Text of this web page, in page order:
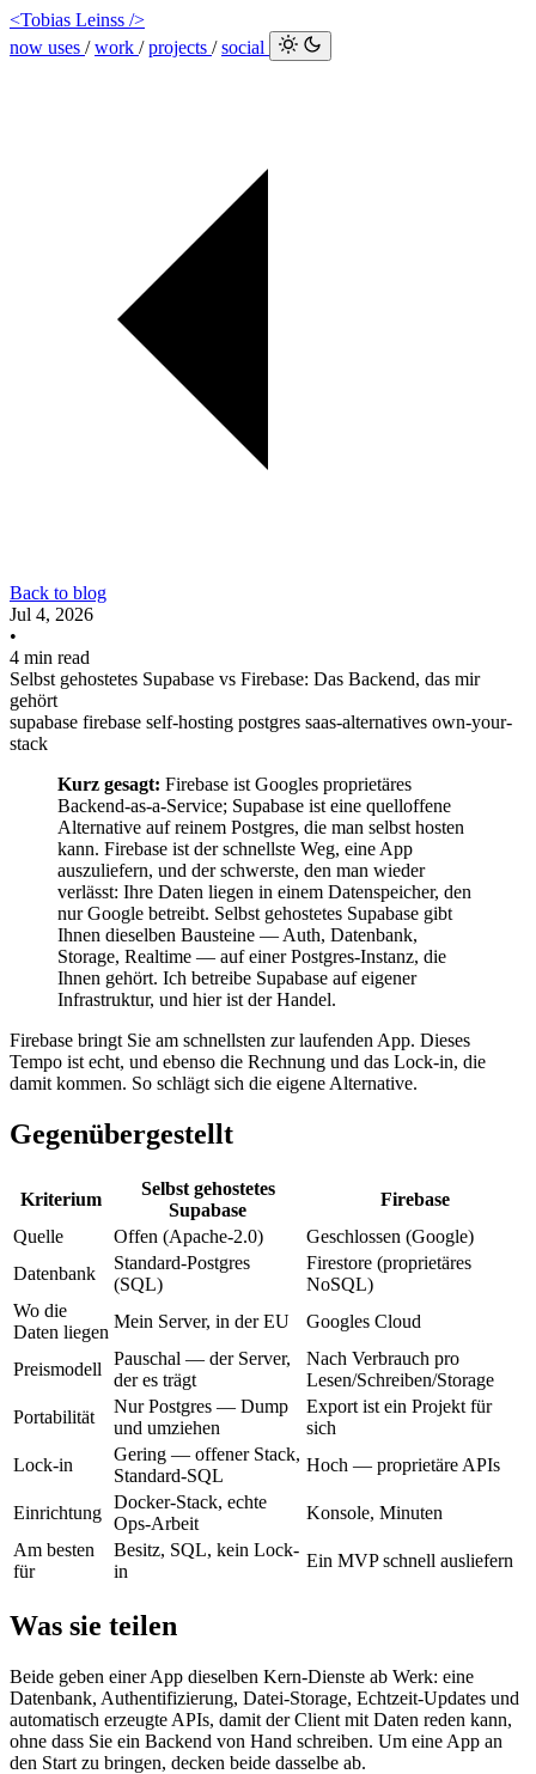
<Tobias Leinss />
now uses /work /projects /social
Back to blog
Jul 4, 2026
•
4 min read
Selbst gehostetes Supabase vs Firebase: Das Backend, das mir
gehört
supabase firebase self-hosting postgres saas-alternatives own-your-
stack
Kurz gesagt: Firebase ist Googles proprietäres
Backend-as-a-Service; Supabase ist eine quelloffene
Alternative auf reinem Postgres, die man selbst hosten
kann. Firebase ist der schnellste Weg, eine App
auszuliefern, und der schwerste, den man wieder
verlässt: Ihre Daten liegen in einem Datenspeicher, den
nur Google betreibt. Selbst gehostetes Supabase gibt
Ihnen dieselben Bausteine — Auth, Datenbank,
Storage, Realtime — auf einer Postgres-Instanz, die
Ihnen gehört. Ich betreibe Supabase auf eigener
Infrastruktur, und hier ist der Handel.
Firebase bringt Sie am schnellsten zur laufenden App. Dieses
Tempo ist echt, und ebenso die Rechnung und das Lock-in, die
damit kommen. So schlägt sich die eigene Alternative.
Gegenübergestellt
Kriterium
Selbst gehostetes
Supabase
Firebase
Quelle
Offen (Apache-2.0)
Geschlossen (Google)
Datenbank
Standard-Postgres
(SQL)
Firestore (proprietäres
NoSQL)
Wo die
Daten liegen
Mein Server, in der EU Googles Cloud
Preismodell
Pauschal — der Server,
der es trägt
Nach Verbrauch pro
Lesen/Schreiben/Storage
Portabilität
Nur Postgres — Dump
und umziehen
Export ist ein Projekt für
sich
Lock-in
Gering — offener Stack,
Standard-SQL
Hoch — proprietäre APIs
Einrichtung
Docker-Stack, echte
Ops-Arbeit
Konsole, Minuten
Am besten
für
Besitz, SQL, kein Lock-
in
Ein MVP schnell ausliefern
Was sie teilen
Beide geben einer App dieselben Kern-Dienste ab Werk: eine
Datenbank, Authentifizierung, Datei-Storage, Echtzeit-Updates und
automatisch erzeugte APIs, damit der Client mit Daten reden kann,
ohne dass Sie ein Backend von Hand schreiben. Um eine App an
den Start zu bringen, decken beide dasselbe ab.